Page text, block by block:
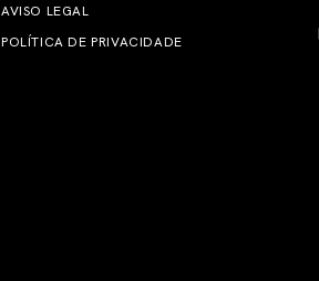
AVISO LEGAL
POLÍTICA DE PRIVACIDADE